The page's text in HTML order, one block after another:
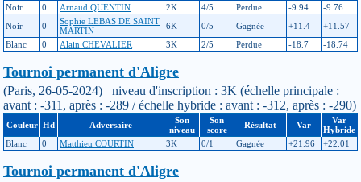
Noir
0 Arnaud QUENTIN 2K 4/5 Perdue -9.94
-9.76
Noir
0
Sophie LEBAS DE SAINT
MARTIN
6K 0/5 Gagnée +11.4
+11.57
Blanc
0 Alain CHEVALIER 3K 2/5 Perdue -18.7 -18.74
Tournoi permanent d'Aligre
(Paris, 26-05-2024) niveau d'inscription : 3K (échelle principale :
avant : -311, après : -289 / échelle hybride : avant : -312, après : -290)
Couleur Hd Adversaire
Son
niveau
Son
score
Résultat Var
Var
Hybride
Blanc
0 Matthieu COURTIN 3K 0/1 Gagnée +21.96 +22.01
Tournoi permanent d'Aligre